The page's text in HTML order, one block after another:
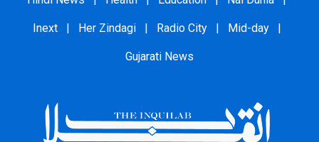
Inext | Her Zindagi | Radio City | Mid-day |
Gujarati News